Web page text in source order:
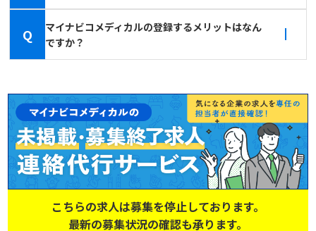
Q
マイナビコメディカルの登録するメリットはなん
ですか？
こちらの求人は募集を停止しております。
最新の募集状況の確認も承ります。